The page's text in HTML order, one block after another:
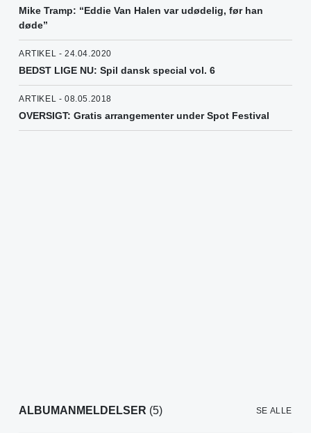
Mike Tramp: “Eddie Van Halen var udødelig, før han
døde”
ARTIKEL - 24.04.2020
BEDST LIGE NU: Spil dansk special vol. 6
ARTIKEL - 08.05.2018
OVERSIGT: Gratis arrangementer under Spot Festival
ALBUMANMELDELSER (5) SE ALLE